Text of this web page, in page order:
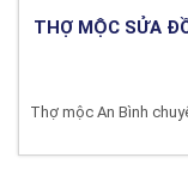
THỢ MỘC SỬA
Thợ mộc An Bình